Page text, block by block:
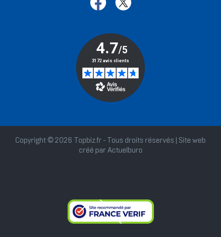
Copyright © 2026 Topbiz.fr - Tous droits réservés | Site web
créé par Actuelburo